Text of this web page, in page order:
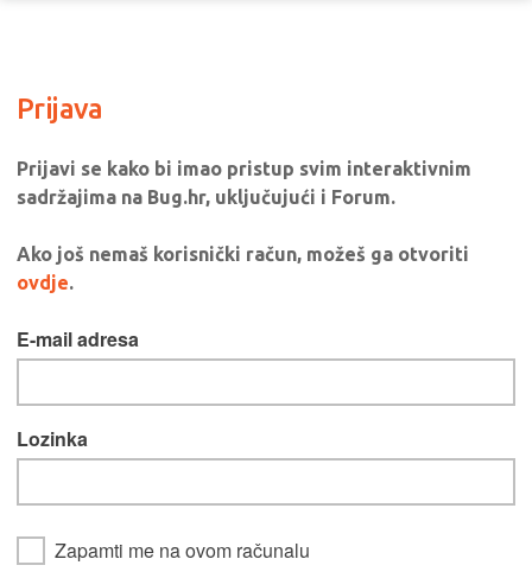
Prijava
Prijavi se kako bi imao pristup svim interaktivnim
sadržajima na Bug.hr, uključujući i Forum.
Ako još nemaš korisnički račun, možeš ga otvoriti
ovdje.
E-mail adresa
Lozinka
Zapamti me na ovom računalu